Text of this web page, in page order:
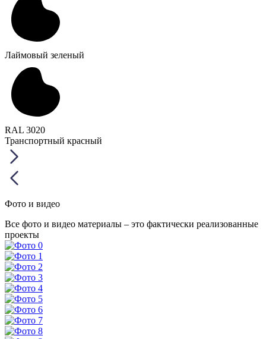
Лаймовый зеленый
RAL 3020
Транспортный красный
Фото и видео
Все фото и видео материалы – это фактически реализованные
проекты